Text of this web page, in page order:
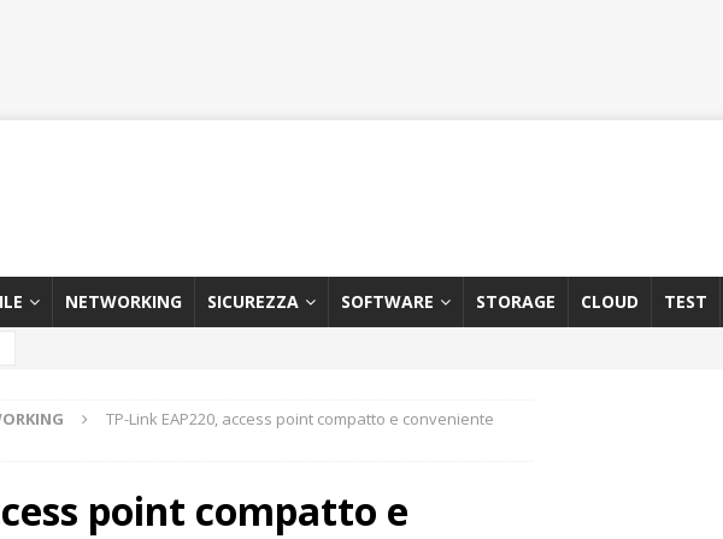
NETWORKING SICUREZZA SOFTWARE STORAGE CLOUD TEST
TP-Link EAP220, access point compatto e conveniente
point compatto e